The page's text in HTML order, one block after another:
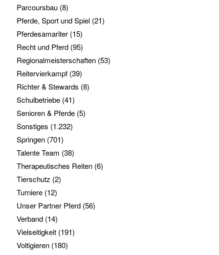
Parcoursbau(8)
Pferde, Sport und Spiel(21)
Pferdesamariter(15)
Recht und Pferd(95)
Regionalmeisterschaften(53)
Reitervierkampf(39)
Richter & Stewards (8)
Schulbetriebe(41)
Senioren & Pferde(5)
Sonstiges (1.232)
Springen(701)
Talente Team (38)
Therapeutisches Reiten(6)
Tierschutz (2)
Turniere(12)
Unser Partner Pferd(56)
Verband(14)
Vielseitigkeit(191)
Voltigieren(180)